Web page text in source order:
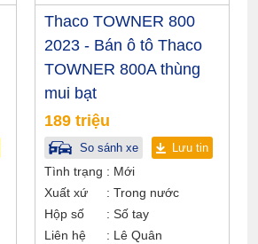
Thaco TOWNER 800
2023 - Bán ô tô Thaco
TOWNER 800A thùng
mui bạt
189 triệu
So sánh xe Lưu tin
Tình trạng
Mới
Xuất xứ
Trong nước
Hộp số
Số tay
Liên hệ
Lê Quân